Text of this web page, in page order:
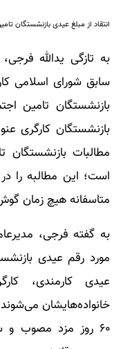
انتقاد از مبلغ عیدی بازنشستگان
به تازگی یدالله
سابق شورای اسلامی
بازنشستگان تامین
بازنشستگان کارگری
مطالبات بازنشستگان
است؛ این مطالبه را
متاسفانه هیچ زمان
به گفته فرجی،
مورد رقم عیدی
عیدی کارمندی،
خانواده‌هایشان